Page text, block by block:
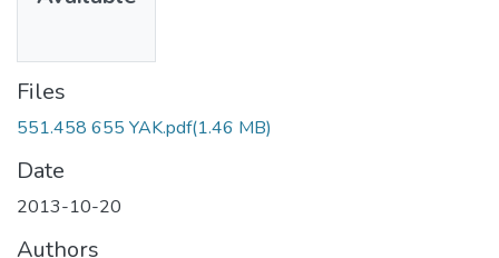
Files
551.458 655 YAK.pdf(1.46 MB)
Date
2013-10-20
Authors